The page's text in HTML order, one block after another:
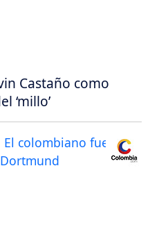
Castaño como
‘millo’